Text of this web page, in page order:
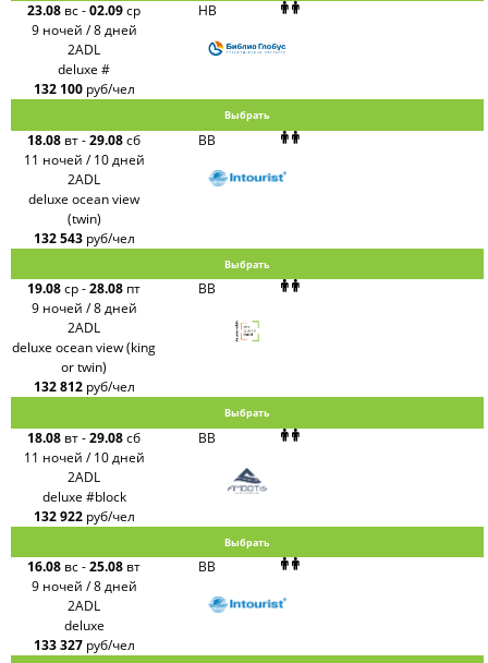
23.08 вс-02.09ср
9 ночей / 8 дней
HB
2ADL
deluxe #
132 100 руб/чел
Выбрать
18.08 вт-29.08сб
11 ночей / 10 дней
BB
2ADL
deluxe ocean view
(twin)
132 543 руб/чел
Выбрать
19.08ср-28.08 пт
9 ночей / 8 дней
BB
2ADL
deluxe ocean view (king
or twin)
132 812 руб/чел
Выбрать
18.08 вт-29.08сб
11 ночей / 10 дней
BB
2ADL
deluxe #block
132 922 руб/чел
Выбрать
16.08 вс-25.08 вт
9 ночей / 8 дней
BB
2ADL
deluxe
133 327 руб/чел